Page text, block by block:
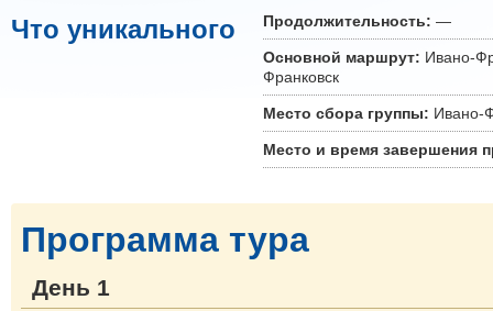
Продолжительность: —
Основной маршрут: Ивано-
Франковск
Место сбора группы: Ивано-
Место и время завершения
Что уникального
Программа тура
День 1